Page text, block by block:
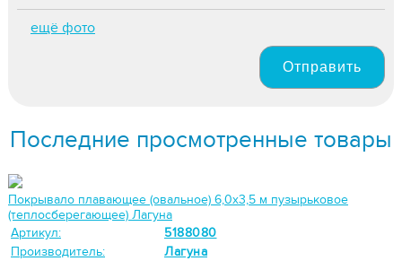
ещё фото
Отправить
Последние просмотренные товары
Покрывало плавающее (овальное) 6,0х3,5 м пузырьковое
(теплосберегающее) Лагуна
Артикул:
5188080
Производитель:
Лагуна